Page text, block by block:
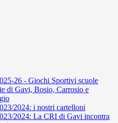
26 - Giochi Sportivi scuole
di Gavi, Bosio, Carrosio e
2024: i nostri cartelloni
2024: La CRI di Gavi incontra